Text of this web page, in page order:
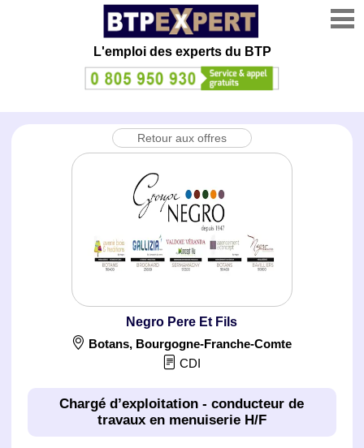
L'emploi des experts du BTP
Retour aux offres
Negro Pere Et Fils
Botans, Bourgogne-Franche-Comte
CDI
Chargé d’exploitation - conducteur de
travaux en menuiserie H/F